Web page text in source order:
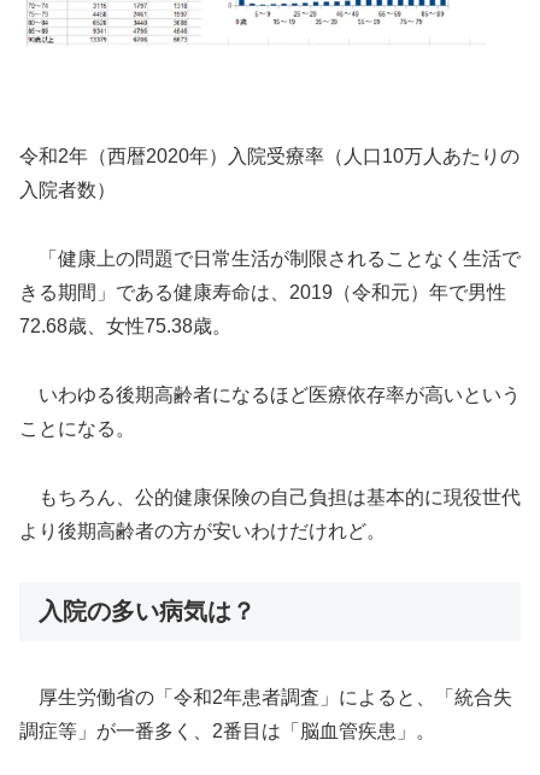
令和2年（西暦2020年）入院受療率（人口10万人あたりの
入院者数）
「健康上の問題で日常生活が制限されることなく生活で
きる期間」である健康寿命は、2019（令和元）年で男性
72.68歳、女性75.38歳。
いわゆる後期高齢者になるほど医療依存率が高いという
ことになる。
もちろん、公的健康保険の自己負担は基本的に現役世代
より後期高齢者の方が安いわけだけれど。
入院の多い病気は？
厚生労働省の「令和2年患者調査」によると、「統合失
調症等」が一番多く、2番目は「脳血管疾患」。